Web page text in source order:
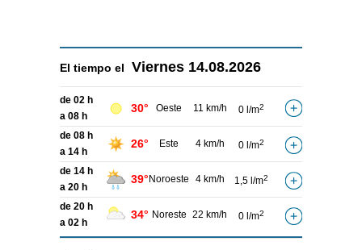
El tiempo el Viernes 14.08.2026
de 02 h
a 08 h
30° Oeste 11 km/h 0 l/m2
de 08 h
a 14 h
26° Este 4 km/h 0 l/m2
de 14 h
a 20 h
39° Noroeste 4 km/h 1,5 l/m2
de 20 h
a 02 h
34° Noreste 22 km/h 0 l/m2